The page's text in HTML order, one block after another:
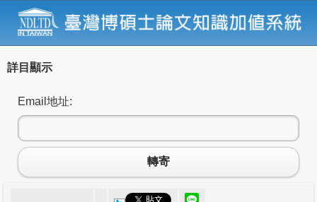
詳目顯示
Email地址:
轉寄